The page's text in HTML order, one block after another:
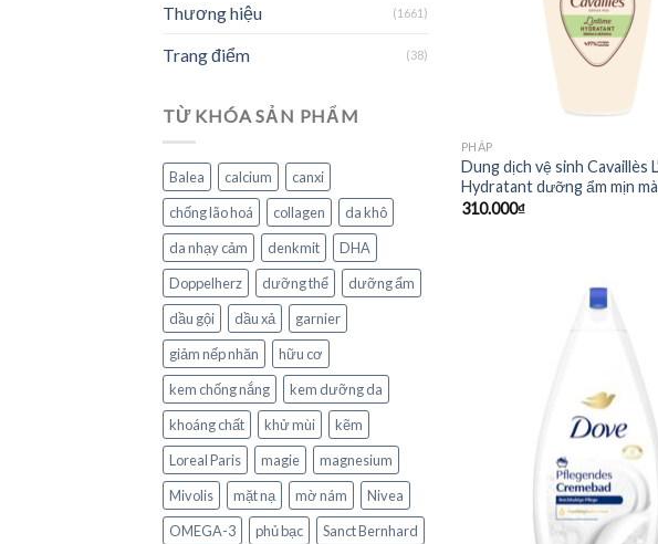
Thương hiệu (1661)
Trang điểm (38)
TỪ KHÓA SẢN PHẨM
Balea calcium
canxi
chống lão hoá
collagen
da khô
da nhạy cảm
denkmit
DHA
Doppelherz
dưỡng thể
dưỡng ẩm
dầu gội
dầu xả
garnier
giảm nếp nhăn
hữu cơ
kem chống nắng
kem dưỡng da
khoáng chất
khử mùi
kẽm
Loreal Paris
magie
magnesium
Mivolis
mặt nạ mờ nám
Nivea
OMEGA-3
phủ bạc
Sanct Bernhard
PHÁP
Dung dịch vệ sinh Cavaillès
Hydratant dưỡng ẩm mịn
310.000₫